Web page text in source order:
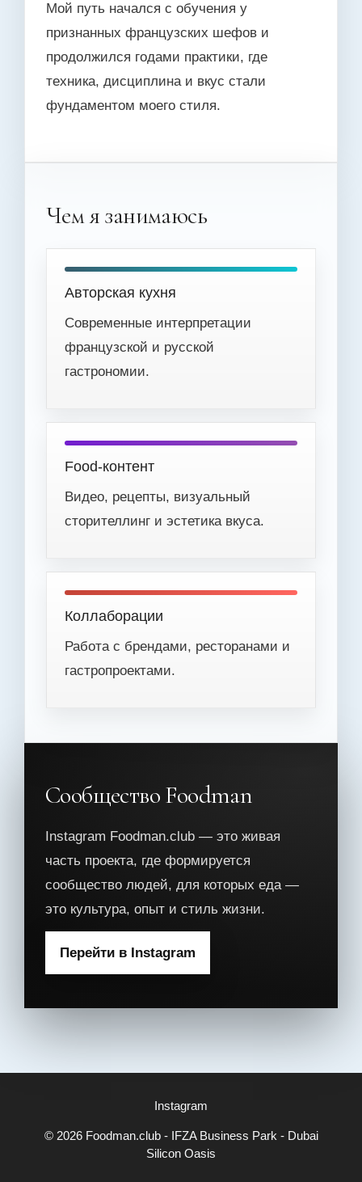
Мой путь начался с обучения у
признанных французских шефов и
продолжился годами практики, где
техника, дисциплина и вкус стали
фундаментом моего стиля.
Чем я занимаюсь
Авторская кухня
Современные интерпретации
французской и русской
гастрономии.
Food-контент
Видео, рецепты, визуальный
сторителлинг и эстетика вкуса.
Коллаборации
Работа с брендами, ресторанами и
гастропроектами.
Сообщество Foodman
Instagram Foodman.club — это живая
часть проекта, где формируется
сообщество людей, для которых еда —
это культура, опыт и стиль жизни.
Перейти в Instagram
Instagram
© 2026 Foodman.club - IFZA Business Park - Dubai
Silicon Oasis